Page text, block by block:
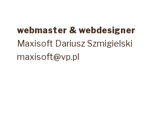
webmaster & webdesigner
Maxisoft Dariusz Szmigielski
maxisoft@vp.pl